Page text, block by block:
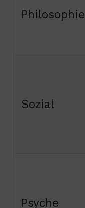
Philosophie
Sozial
Psyche